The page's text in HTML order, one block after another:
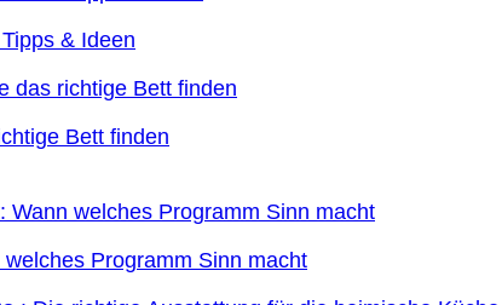
& Ideen
Bett finden
Programm Sinn macht